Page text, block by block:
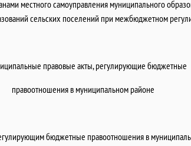
местного самоуправления муниципального
сельских поселений при межбюджетном
правовые акты, регулирующие бюджетные
правоотношения в муниципальном районе
бюджетные правоотношения в